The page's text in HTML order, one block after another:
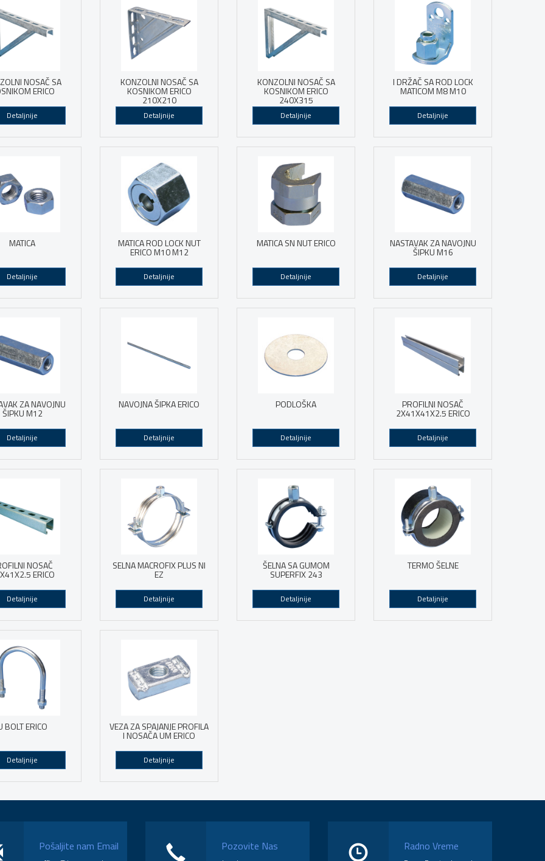
NOSAČ SA
ERICO
Detaljnije
KONZOLNI NOSAČ SA
KOSNIKOM ERICO
210X210
Detaljnije
KONZOLNI NOSAČ SA
KOSNIKOM ERICO
240X315
Detaljnije
I DRŽAČ SA ROD LOCK
MATICOM M8 M10
Detaljnije
MATICA
Detaljnije
MATICA ROD LOCK NUT
ERICO M10 M12
Detaljnije
MATICA SN NUT ERICO
Detaljnije
NASTAVAK ZA NAVOJNU
ŠIPKU M16
Detaljnije
ZA NAVOJNU
ŠIPKU M12
Detaljnije
NAVOJNA ŠIPKA ERICO
Detaljnije
PODLOŠKA
Detaljnije
PROFILNI NOSAČ
2X41X41X2.5 ERICO
Detaljnije
NOSAČ
ERICO
Detaljnije
SELNA MACROFIX PLUS NI
EZ
Detaljnije
ŠELNA SA GUMOM
SUPERFIX 243
Detaljnije
TERMO ŠELNE
Detaljnije
BOLT ERICO
Detaljnije
VEZA ZA SPAJANJE PROFILA
I NOSAČA UM ERICO
Detaljnije
Pošaljite nam Email Pozovite Nas Radno Vreme